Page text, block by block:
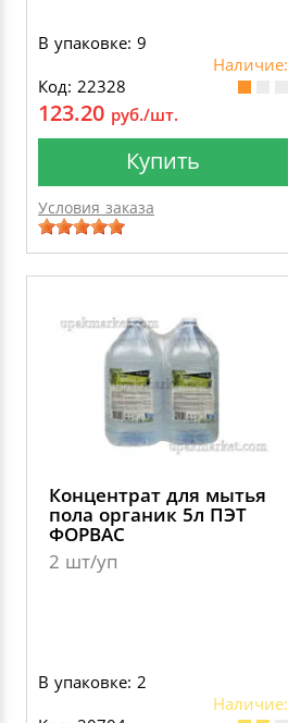
В упаковке: 9
Наличие:
Код: 22328
123.20 руб./шт.
Купить
Условия заказа
Концентрат для мытья
пола органик 5л ПЭТ
ФОРВАС
2 шт/уп
В упаковке: 2
Наличие: